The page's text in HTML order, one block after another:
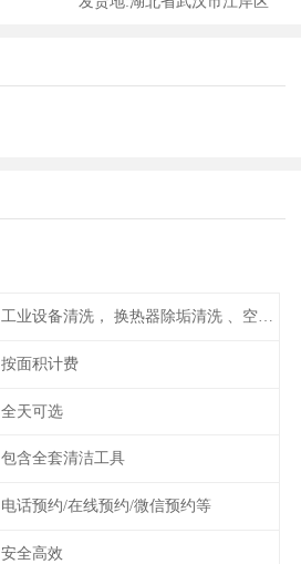
工业设备清洗， 换热器除垢清洗 、空调清洗等
按面积计费
全天可选
包含全套清洁工具
电话预约/在线预约/微信预约等
安全高效